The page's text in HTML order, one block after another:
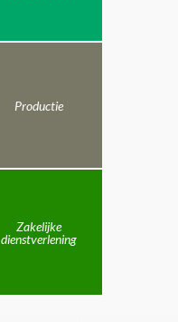
Productie
Zakelijke
dienstverlening